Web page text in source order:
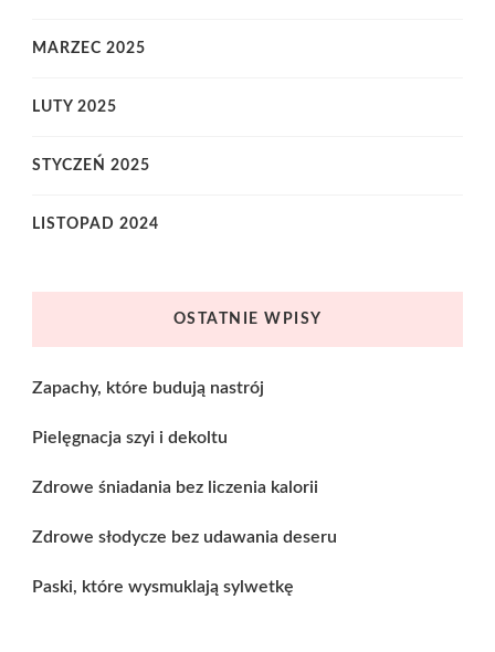
MARZEC 2025
LUTY 2025
STYCZEŃ 2025
LISTOPAD 2024
OSTATNIE WPISY
Zapachy, które budują nastrój
Pielęgnacja szyi i dekoltu
Zdrowe śniadania bez liczenia kalorii
Zdrowe słodycze bez udawania deseru
Paski, które wysmuklają sylwetkę